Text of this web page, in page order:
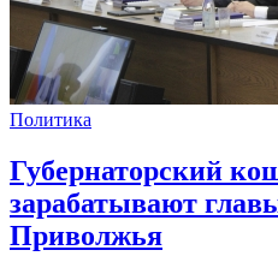
Политика
Губернаторский
зарабатывают
Приволжья